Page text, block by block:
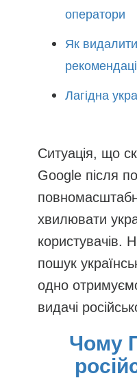
оператори
Як видалити
Лагідна
Ситуація, що
Google після
хвилювати
користувачів.
пошук
одно
видачі
Чому